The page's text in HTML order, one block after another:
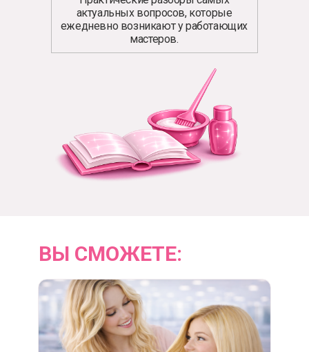
актуальных вопросов, которые
ежедневно возникают у работающих
мастеров.
ВЫ СМОЖЕТЕ: